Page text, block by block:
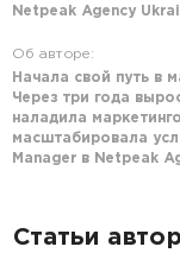
Netpeak Agency
Об авторе:
Начала свой путь в
Через три года
наладила
масштабировала
Manager в Netpeak
Статьи